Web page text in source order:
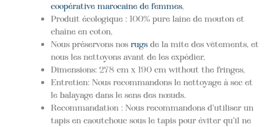
coopérative marocaine de femmes,
Produit écologique : 100% pure laine de mouton et
chaîne en coton,
Nous préservons nos rugsde la mite des vêtements, et
nous les nettoyons avant de les expédier,
Dimensions: 278 cm x 190 cm without the fringes,
Entretien: Nous recommandons le nettoyage à sec et
le balayage dans le sens des nœuds.
Recommandation : Nous recommandons d'utiliser un
tapis en caoutchouc sous le tapis pour éviter qu'il ne